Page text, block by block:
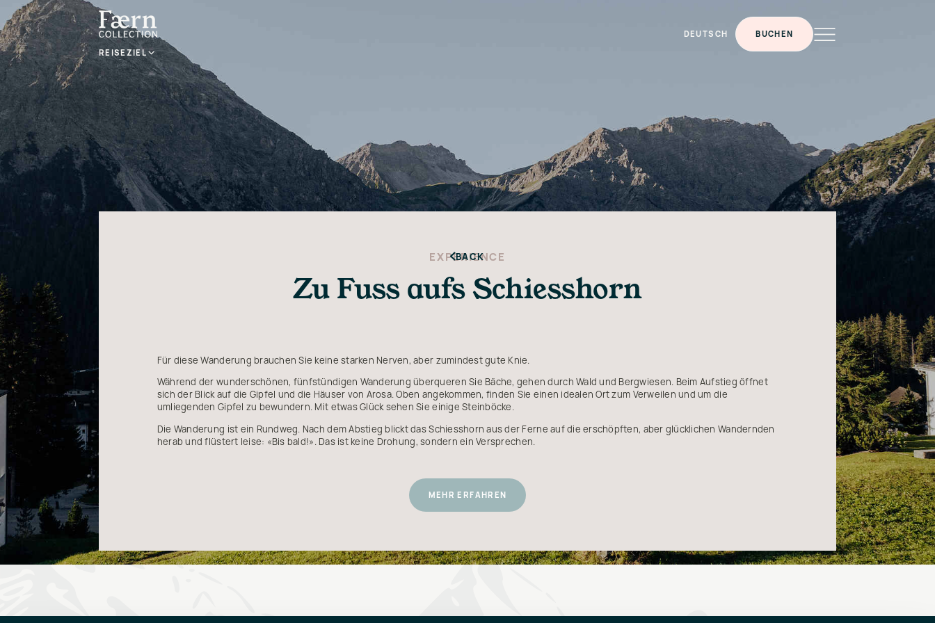
REISEZIEL
DEUTSCH BUCHEN
EXPERIENCE
Zu Fuss aufs Schiesshorn
Für diese Wanderung brauchen Sie keine starken Nerven, aber zumindest gute Knie.
Während der wunderschönen, fünfstündigen Wanderung überqueren Sie Bäche, gehen durch Wald und Bergwiesen. Beim Aufstieg öffnet
sich der Blick auf die Gipfel und die Häuser von Arosa. Oben angekommen, finden Sie einen idealen Ort zum Verweilen und um die
umliegenden Gipfel zu bewundern. Mit etwas Glück sehen Sie einige Steinböcke.
Die Wanderung ist ein Rundweg. Nach dem Abstieg blickt das Schiesshorn aus der Ferne auf die erschöpften, aber glücklichen Wandernden
herab und flüstert leise: «Bis bald!». Das ist keine Drohung, sondern ein Versprechen.
MEHR ERFAHREN
BACK